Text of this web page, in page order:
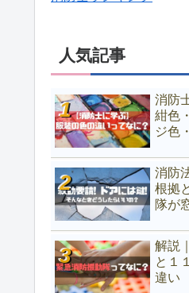
人気記事
消防
紺色
ジ色
消防
根拠
隊が
解説
と１
違い